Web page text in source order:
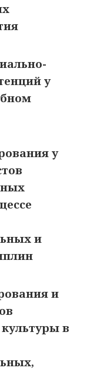
у
у
и
и
в